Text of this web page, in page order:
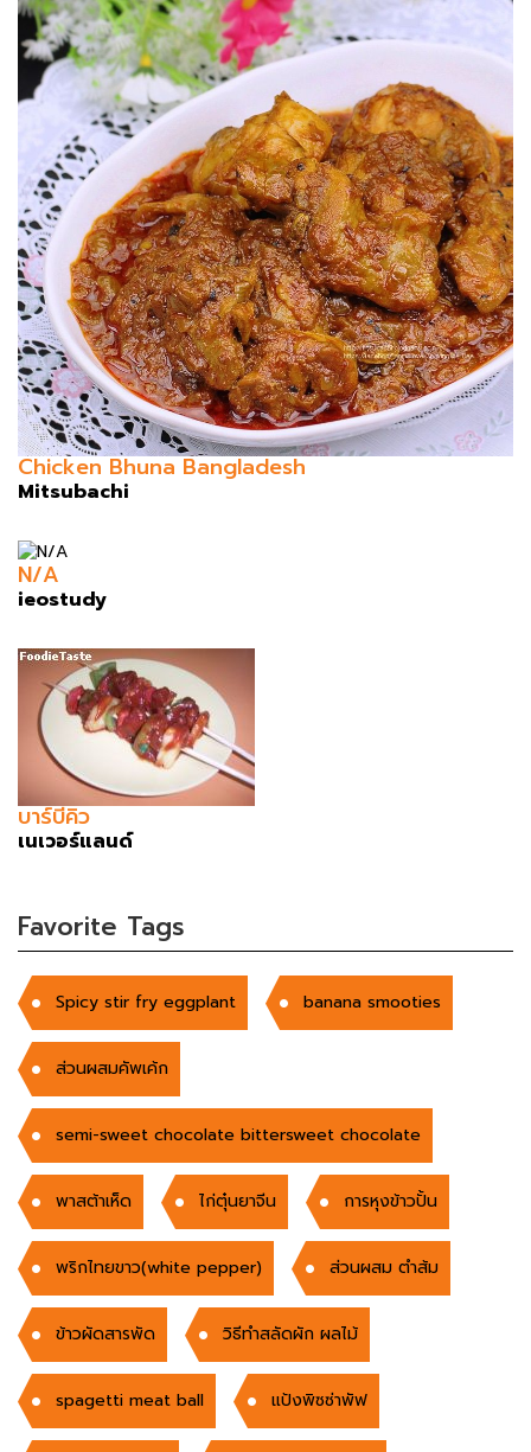
Chicken Bhuna Bangladesh
Mitsubachi
N/A
ieostudy
บาร์บีคิว
เนเวอร์แลนด์
Favorite Tags
Spicy stir fry eggplant banana smooties
ส่วนผสมคัพเค้ก
semi-sweet chocolate bittersweet chocolate
พาสต้าเห็ด ไก่ตุ๋นยาจีน การหุงข้าวปั้น
พริกไทยขาว(white pepper) ส่วนผสม ตำส้ม
ข้าวผัดสารพัด วิธีทำสลัดผัก ผลไม้
spagetti meat ball แป้งพิซซ่าพัฟ